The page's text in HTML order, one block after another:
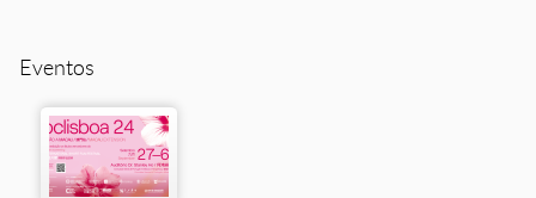
Eventos